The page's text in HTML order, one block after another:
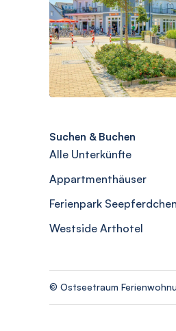
Suchen & Buchen
Alle Unterkünfte
Appartmenthäuser
Ferienpark Seepferdchen
Westside Arthotel
© Ostseetraum